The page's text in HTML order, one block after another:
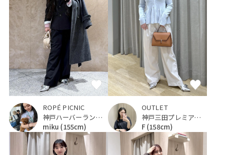
ROPÉ PICNIC
神戸ハーバーランドumie
miku (155cm)
OUTLET
神戸三田プレミアム・アウトレット
F (158cm)